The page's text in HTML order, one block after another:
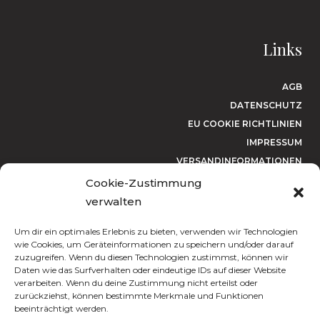
Cookie-Zustimmung
verwalten
Um dir ein optimales Erlebnis zu bieten, verwenden wir Technologien
wie Cookies, um Geräteinformationen zu speichern und/oder darauf
zuzugreifen. Wenn du diesen Technologien zustimmst, können wir
Daten wie das Surfverhalten oder eindeutige IDs auf dieser Website
verarbeiten. Wenn du deine Zustimmung nicht erteilst oder
zurückziehst, können bestimmte Merkmale und Funktionen
beeinträchtigt werden.
Links
AGB
DATENSCHUTZ
EU COOKIE RICHTLINIEN
IMPRESSUM
VERSANDINFORMATIONEN
Social
Kontakt